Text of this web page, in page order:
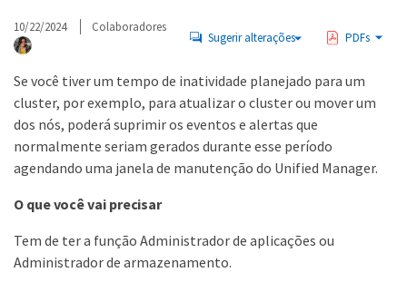
10/22/2024 Colaboradores
Sugerir alterações PDFs
Se você tiver um tempo de inatividade planejado para um
cluster, por exemplo, para atualizar o cluster ou mover um
dos nós, poderá suprimir os eventos e alertas que
normalmente seriam gerados durante esse período
agendando uma janela de manutenção do Unified Manager.
O que você vai precisar
Tem de ter a função Administrador de aplicações ou
Administrador de armazenamento.